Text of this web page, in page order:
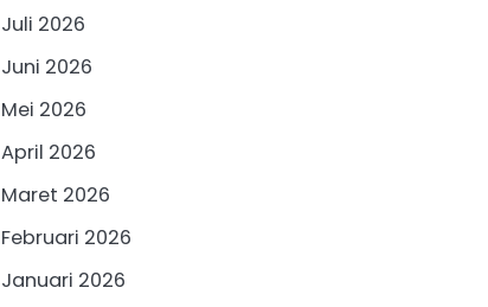
Juli 2026
Juni 2026
Mei 2026
April 2026
Maret 2026
Februari 2026
Januari 2026